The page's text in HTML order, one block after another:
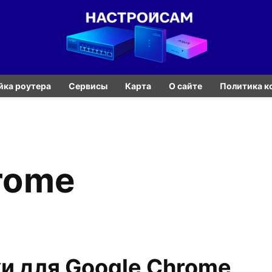
роутера Сервисы Карта О сайте Политика